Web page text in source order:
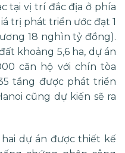
tại vị trí đắc địa ở phía
trị phát triển ước đạt 1
18 nghìn tỷ đồng).
khoảng 5,6 ha, dự án
căn hộ với chín tòa
tầng được phát triển
cũng dự kiến sẽ ra
hai dự án được thiết kế